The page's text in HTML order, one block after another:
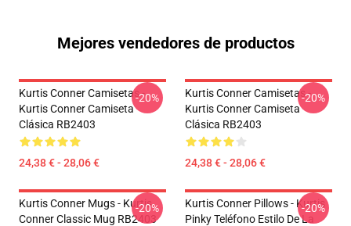
Mejores vendedores de productos
Kurtis Conner Camisetas -
Kurtis Conner Camiseta
Clásica RB2403
24,38 € - 28,06 €
-20%
Kurtis Conner Camisetas -
Kurtis Conner Camiseta
Clásica RB2403
24,38 € - 28,06 €
-20%
Kurtis Conner Mugs - Kurtis
Conner Classic Mug RB2403
-20%
Kurtis Conner Pillows - Kurtis
Pinky Teléfono Estilo De La
-20%